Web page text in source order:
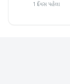
1 દિવસ પહેલા